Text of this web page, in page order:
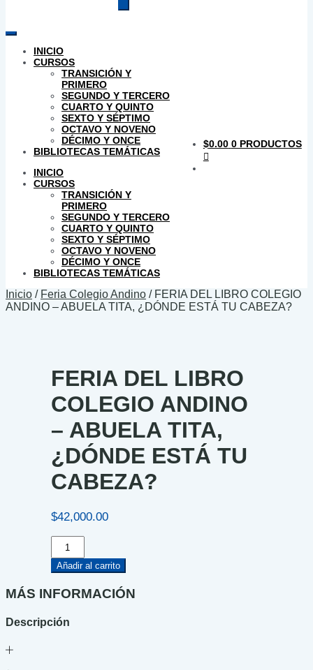
productos
INICIO
CURSOS
TRANSICIÓN Y
PRIMERO
SEGUNDO Y TERCERO
CUARTO Y QUINTO
SEXTO Y SÉPTIMO
OCTAVO Y NOVENO
DÉCIMO Y ONCE
BIBLIOTECAS TEMÁTICAS
INICIO
CURSOS
TRANSICIÓN Y
PRIMERO
SEGUNDO Y TERCERO
CUARTO Y QUINTO
SEXTO Y SÉPTIMO
OCTAVO Y NOVENO
DÉCIMO Y ONCE
BIBLIOTECAS TEMÁTICAS
$0.00 0 PRODUCTOS
Inicio / Feria Colegio Andino / FERIA DEL LIBRO COLEGIO
ANDINO – ABUELA TITA, ¿DÓNDE ESTÁ TU CABEZA?
FERIA DEL LIBRO
COLEGIO ANDINO
– ABUELA TITA,
¿DÓNDE ESTÁ TU
CABEZA?
$42,000.00
FERIA
DEL
LIBRO
ANDINO
ABUELA
TITA,
Añadir al carrito
MÁS INFORMACIÓN
Descripción